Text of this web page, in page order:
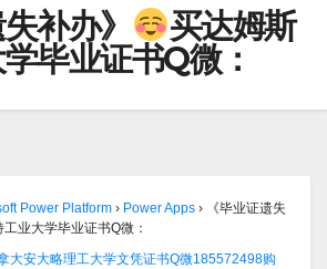
补办》
买达姆斯
毕业证书Q微：
Power Platform › Power Apps ›
《毕业证遗失
业大学毕业证书Q微：
大安大略理工大学文凭证书Q微185572498购